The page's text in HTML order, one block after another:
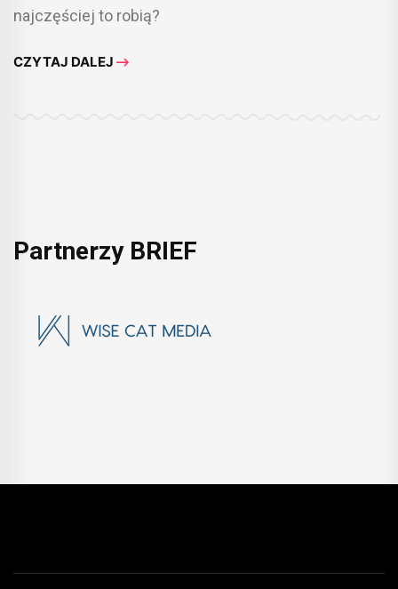
najczęściej to robią?
CZYTAJ DALEJ
Partnerzy BRIEF